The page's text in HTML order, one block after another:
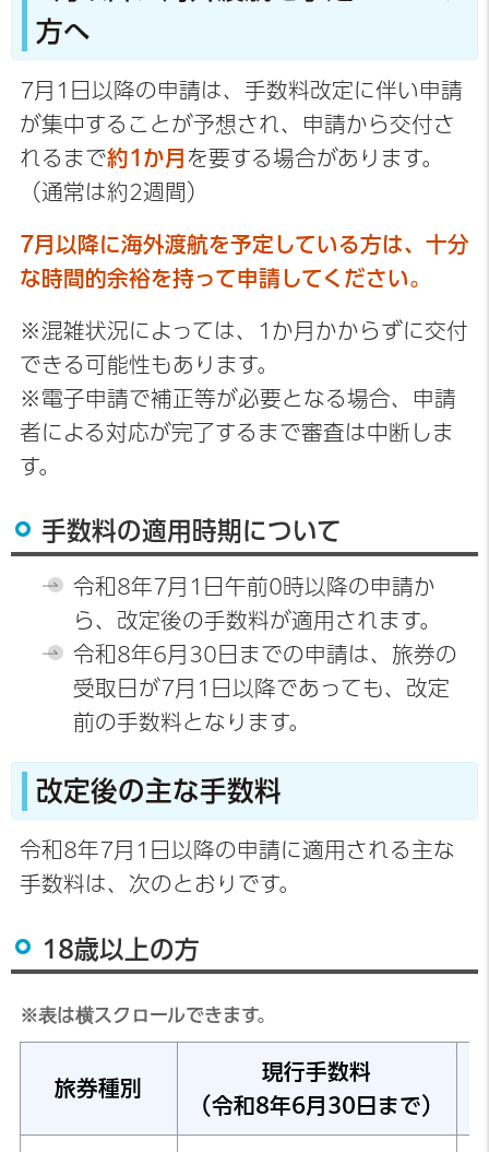
方へ
7月1日以降の申請は、手数料改定に伴い申請
が集中することが予想され、申請から交付さ
れるまで約1か月 を要する場合があります。
（通常は約2週間）
7月以降に海外渡航を予定している方は、十分
な時間的余裕を持って申請してください。
※混雑状況によっては、1か月かからずに交付
できる可能性もあります。
※電子申請で補正等が必要となる場合、申請
者による対応が完了するまで審査は中断しま
す。
手数料の適用時期について
令和8年7月1日午前0時以降の申請か
ら、改定後の手数料が適用されます。
令和8年6月30日までの申請は、旅券の
受取日が7月1日以降であっても、改定
前の手数料となります。
改定後の主な手数料
令和8年7月1日以降の申請に適用される主な
手数料は、次のとおりです。
18歳以上の方
※表は横スクロールできます。
旅券種別
現行手数料
（令和8年6月30日まで）